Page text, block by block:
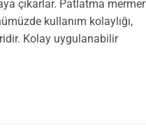
çıkarlar. Patlatma mermer
kullanım kolaylığı,
Kolay uygulanabilir